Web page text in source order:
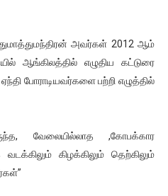
பொதுச் சபை கூட்டத்தில் இன்று
(வீடியோ)
அவர்கள் 2012 ஆம்
ஆங்கிலத்தில் எழுதிய கட்டுரை
போராடியவர்களை பற்றி எழுத்தில்
வேலையில்லாத ,கோபக்கார
கிழக்கிலும் தெற்கிலும்